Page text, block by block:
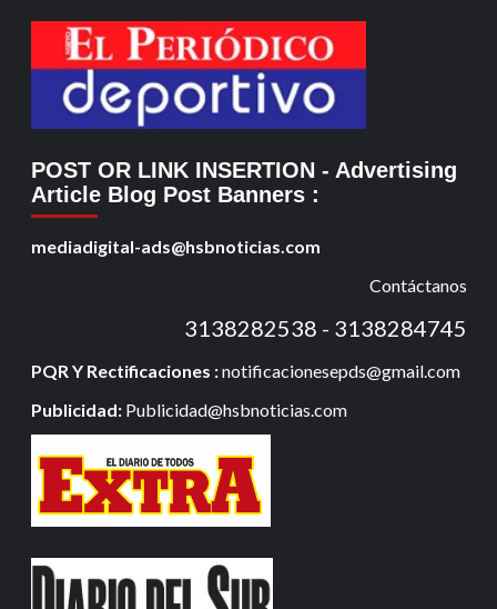
POST OR LINK INSERTION - Advertising
Article Blog Post Banners :
mediadigital-ads@hsbnoticias.com
Contáctanos
3138282538 - 3138284745
PQR Y Rectificaciones :notificacionesepds@gmail.com
Publicidad: Publicidad@hsbnoticias.com